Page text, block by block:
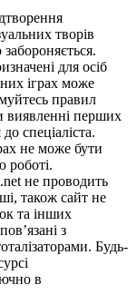
творів
для осіб
іграх може
правил
виявленні перших
спеціаліста.
не може бути
роботі.
не проводить
також сайт не
та інших
з
Будь-
в